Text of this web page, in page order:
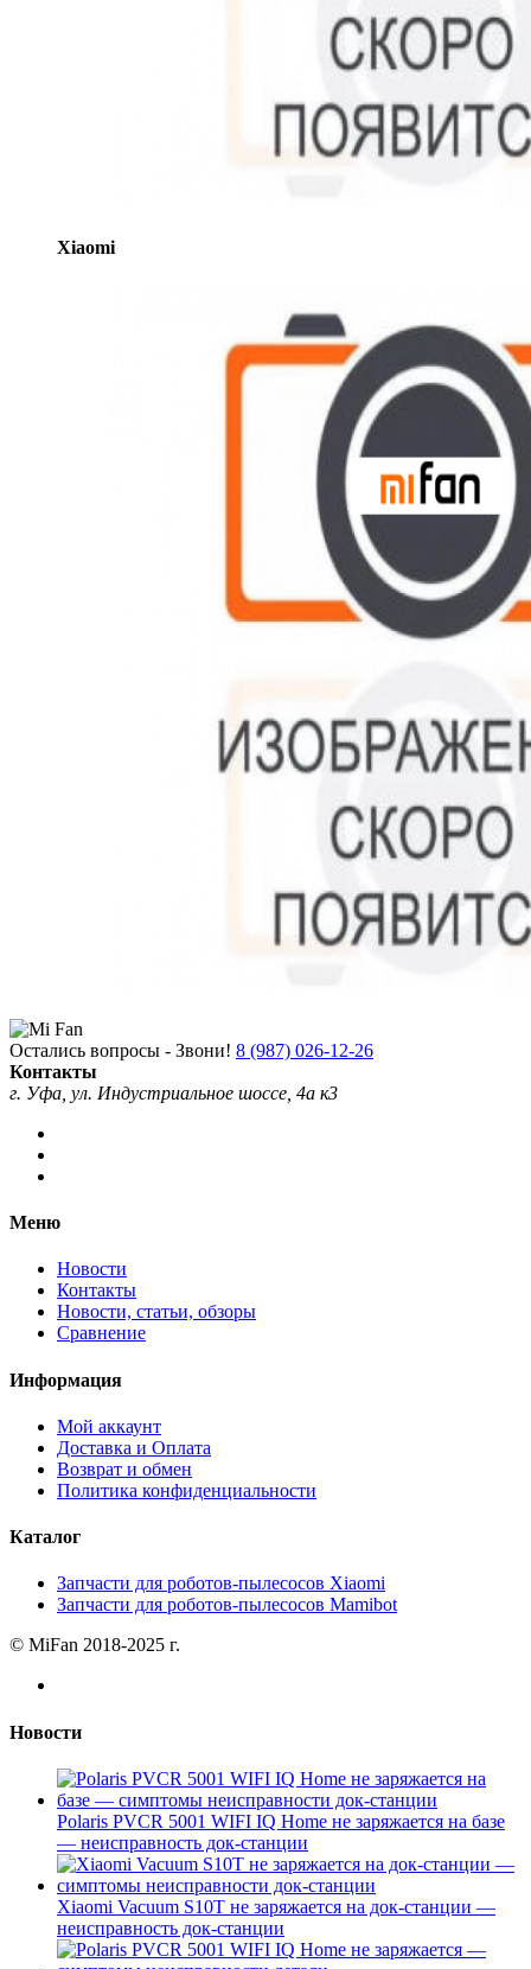
Xiaomi
Остались вопросы - Звони! 8 (987) 026-12-26
Контакты
г. Уфа, ул. Индустриальное шоссе, 4а к3
Меню
Новости
Контакты
Новости, статьи, обзоры
Сравнение
Информация
Мой аккаунт
Доставка и Оплата
Возврат и обмен
Политика конфиденциальности
Каталог
Запчасти для роботов-пылесосов Xiaomi
Запчасти для роботов-пылесосов Mamibot
© MiFan 2018-2025 г.
Новости
Polaris PVCR 5001 WIFI IQ Home не заряжается на базе
— неисправность док-станции
Xiaomi Vacuum S10T не заряжается на док-станции —
неисправность док-станции